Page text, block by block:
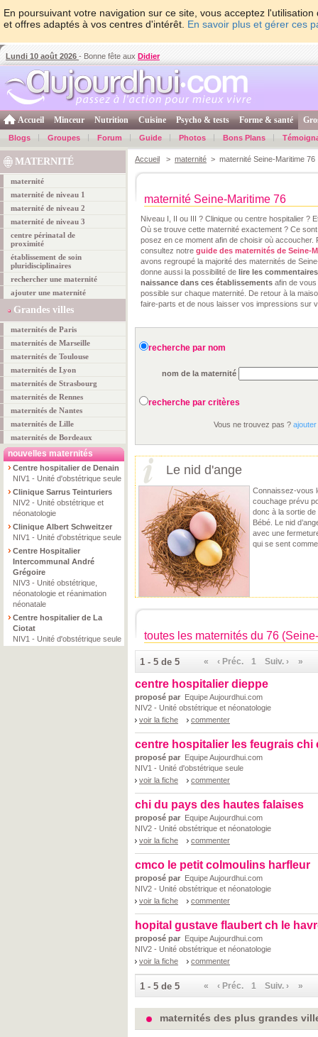
En poursuivant votre navigation sur ce site, vous acceptez
et offres adaptés à vos centres d'intérêt. En savoir plus et gérer ces
Lundi 10 août 2026 - Bonne fête aux Didier
Accueil Minceur Nutrition Cuisine Psycho & tests Forme & santé
Blogs Groupes Forum Guide Photos Bons Plans
MATERNITÉ
maternité
maternité de niveau 1
maternité de niveau 2
maternité de niveau 3
centre périnatal de
proximité
établissement de soin
pluridisciplinaires
rechercher une maternité
ajouter une maternité
Grandes villes
maternités de Paris
maternités de Marseille
maternités de Toulouse
maternités de Lyon
maternités de Strasbourg
maternités de Rennes
maternités de Nantes
maternités de Lille
maternités de Bordeaux
nouvelles maternités
Centre hospitalier de Denain
NIV1 - Unité d'obstétrique seule
Clinique Sarrus Teinturiers
NIV2 - Unité obstétrique et
néonatologie
Clinique Albert Schweitzer
NIV1 - Unité d'obstétrique seule
Centre Hospitalier
Intercommunal André
Grégoire
NIV3 - Unité obstétrique,
néonatologie et réanimation
néonatale
Centre hospitalier de La
Ciotat
NIV1 - Unité d'obstétrique seule
Accueil > maternité > maternité Seine-Maritime 76
maternité Seine-Maritime 76
Niveau I, II ou III ? Clinique ou centre hospitalier ?
Où se trouve cette maternité exactement ? Ce
posez en ce moment afin de choisir où accoucher.
consultez notre guide des maternités de Seine-
avons regroupé la majorité des maternités de
donne aussi la possibilité de lire les
naissance dans ces établissements afin de
possible sur chaque maternité. De retour à la
faire-parts et de nous laisser vos impressions sur
recherche par nom
nom de la maternité
recherche par critères
Vous ne trouvez pas ?
Le nid d'ange
Connaissez-vous
couchage prévu
donc à la sortie
Bébé. Le nid
avec une
qui se sent
toutes les maternités du 76
1 - 5 de 5 « ‹ Préc. 1 Suiv. › »
centre hospitalier dieppe
proposé par Equipe Aujourdhui.com
NIV2 - Unité obstétrique et néonatologie
voir la fiche
commenter
centre hospitalier les feugrais chi
proposé par Equipe Aujourdhui.com
NIV1 - Unité d'obstétrique seule
voir la fiche
commenter
chi du pays des hautes falaises
proposé par Equipe Aujourdhui.com
NIV2 - Unité obstétrique et néonatologie
voir la fiche
commenter
cmco le petit colmoulins harfleur
proposé par Equipe Aujourdhui.com
NIV2 - Unité obstétrique et néonatologie
voir la fiche
commenter
hopital gustave flaubert ch le
proposé par Equipe Aujourdhui.com
NIV2 - Unité obstétrique et néonatologie
voir la fiche
commenter
1 - 5 de 5 « ‹ Préc. 1 Suiv. › »
maternités des plus grandes